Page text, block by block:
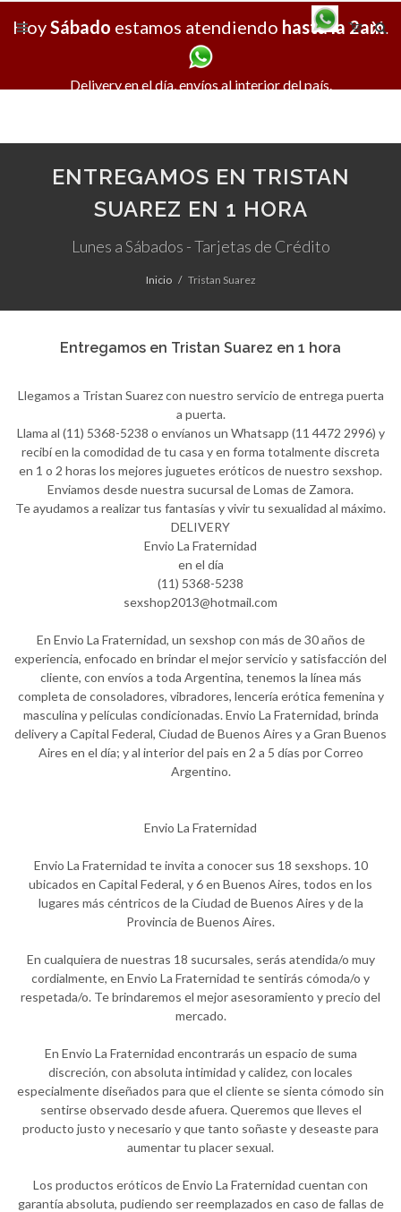
X
HoySábado estamos atendiendo hasta la 2am.
Delivery en el día, envíos al interior del país.
ENTREGAMOS EN TRISTAN
SUAREZ EN 1 HORA
Lunes a Sábados - Tarjetas de Crédito
Inicio Tristan Suarez
Entregamos en Tristan Suarez en 1 hora
Llegamos a Tristan Suarez con nuestro servicio de entrega puerta
a puerta.
Llama al (11) 5368-5238 o envíanos un Whatsapp (11 4472 2996) y
recibí en la comodidad de tu casa y en forma totalmente discreta
en 1 o 2 horas los mejores juguetes eróticos de nuestro sexshop.
Enviamos desde nuestra sucursal de Lomas de Zamora.
Te ayudamos a realizar tus fantasías y vivir tu sexualidad al máximo.
DELIVERY
Envio La Fraternidad
en el día
(11) 5368-5238
sexshop2013@hotmail.com
En Envio La Fraternidad, un sexshop con más de 30 años de
experiencia, enfocado en brindar el mejor servicio y satisfacción del
cliente, con envíos a toda Argentina, tenemos la línea más
completa de consoladores, vibradores, lencería erótica femenina y
masculina y películas condicionadas. Envio La Fraternidad, brinda
delivery a Capital Federal, Ciudad de Buenos Aires y a Gran Buenos
Aires en el día; y al interior del pais en 2 a 5 días por Correo
Argentino.
Envio La Fraternidad
Envio La Fraternidad te invita a conocer sus 18 sexshops. 10
ubicados en Capital Federal, y 6 en Buenos Aires, todos en los
lugares más céntricos de la Ciudad de Buenos Aires y de la
Provincia de Buenos Aires.
En cualquiera de nuestras 18 sucursales, serás atendida/o muy
cordialmente, en Envio La Fraternidad te sentirás cómoda/o y
respetada/o. Te brindaremos el mejor asesoramiento y precio del
mercado.
En Envio La Fraternidad encontrarás un espacio de suma
discreción, con absoluta intimidad y calidez, con locales
especialmente diseñados para que el cliente se sienta cómodo sin
sentirse observado desde afuera. Queremos que lleves el
producto justo y necesario y que tanto soñaste y deseaste para
aumentar tu placer sexual.
Los productos eróticos de Envio La Fraternidad cuentan con
garantía absoluta, pudiendo ser reemplazados en caso de fallas de